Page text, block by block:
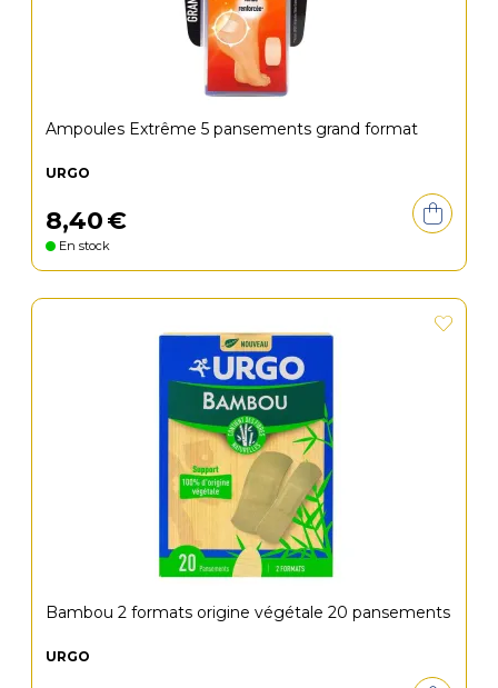
Ampoules Extrême 5 pansements grand format
URGO
8,40€
En stock
Bambou 2 formats origine végétale 20 pansements
URGO